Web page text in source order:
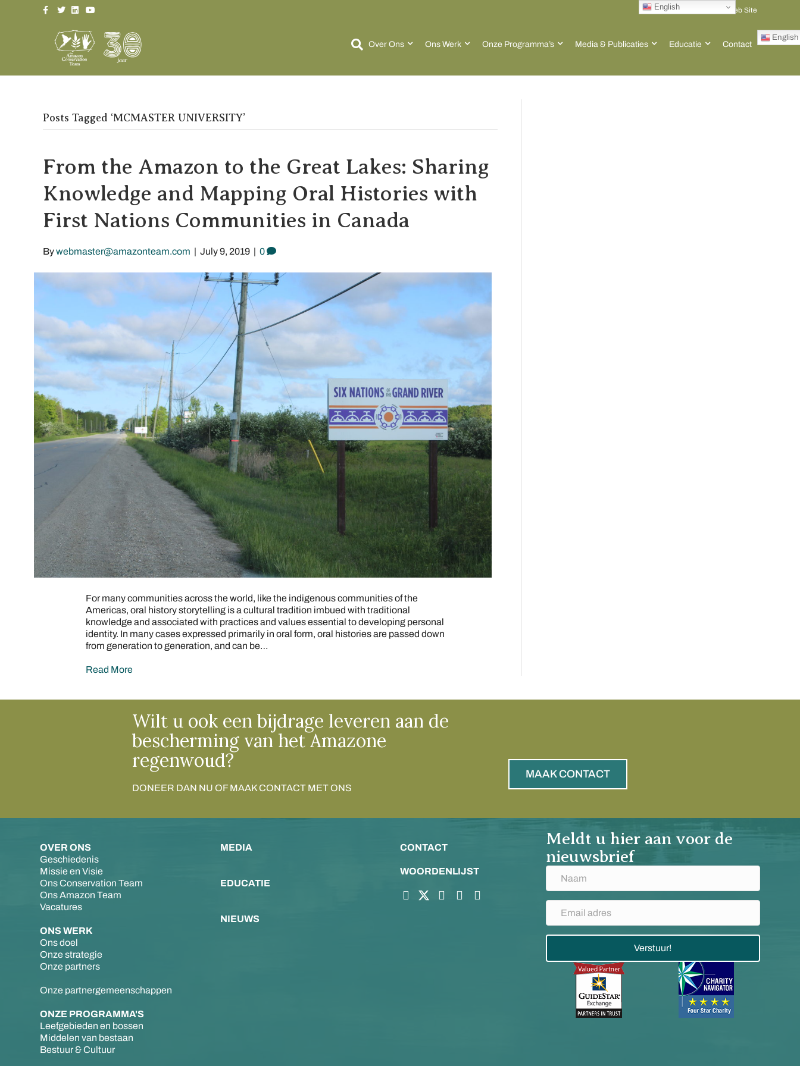
Facebook
TwitterLinkedinYoutube Go to ACT Global Web Site
Over Ons Ons Werk Onze Programma’s Media & Publicaties Educatie Contact
English
Posts Tagged ‘MCMASTER UNIVERSITY’
From the Amazon to the Great Lakes: Sharing
Knowledge and Mapping Oral Histories with
First Nations Communities in Canada
Bywebmaster@amazonteam.com | July 9, 2019 | 0
For many communities across the world, like the indigenous communities of the
Americas, oral history storytelling is a cultural tradition imbued with traditional
knowledge and associated with practices and values essential to developing personal
identity. In many cases expressed primarily in oral form, oral histories are passed down
from generation to generation, and can be…
Read More
Wilt u ook een bijdrage leveren aan de
bescherming van het Amazone
regenwoud?
DONEER DAN NU OF MAAK CONTACT MET ONS
MAAK CONTACT
OVER ONS
Geschiedenis
Missie en Visie
Ons Conservation Team
Ons Amazon Team
Vacatures
ONS WERK
Ons doel
Onze strategie
Onze partners
Onze partnergemeenschappen
ONZE PROGRAMMA'S
Leefgebieden en bossen
Middelen van bestaan
Bestuur & Cultuur
MEDIA
EDUCATIE
NIEUWS
CONTACT
WOORDENLIJST
Meldt u hier aan voor de
nieuwsbrief
Verstuur!
English